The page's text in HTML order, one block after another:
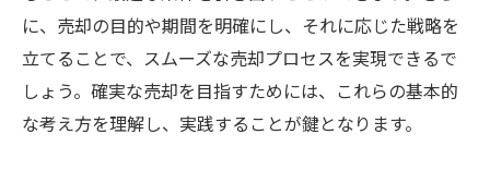
ン
購入希望者に良い印象を与える準備
不動産買取で成功するためのプロの活用法
不動産取引でプロを活用するメリット
に、売却の目的や期間を明確にし、それに応じた戦略を
立てることで、スムーズな売却プロセスを実現できるで
しょう。確実な売却を目指すためには、これらの基本的
な考え方を理解し、実践することが鍵となります。